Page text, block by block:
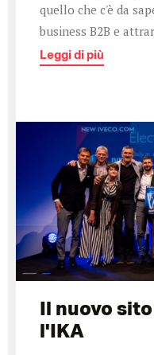
quello che c'è da
business B2B e
Leggi di più
Il nuovo
l'IKA